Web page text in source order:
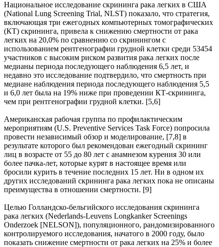
Национальное исследование скрининга рака легких в США
(National Lung Screening Trial, NLST) показало, что стратегия,
включающая три ежегодных компьютерных томографических
(КТ) скрининга, привела к снижению смертности от рака
легких на 20,0% по сравнению со скринингом с
использованием рентгенографии грудной клетки среди 53454
участников с высоким риском развития рака легких после
медианы периода последующего наблюдения 6,5 лет, и
недавно это исследование подтвердило, что смертность при
медиане наблюдения периода последующего наблюдения 5,5
и 6,0 лет была на 19% ниже при проведении КТ-скрининга,
чем при рентгенографии грудной клетки. [5,6]
Американская рабочая группа по профилактическим
мероприятиям (U.S. Preventive Services Task Force) попросила
провести независимый обзор и моделирование, [7,8] в
результате которого был рекомендован ежегодный скрининг
лиц в возрасте от 55 до 80 лет с анамнезом курения 30 или
более пачка-лет, которые курят в настоящее время или
бросили курить в течение последних 15 лет. Ни в одном их
других исследований скрининга рака легких пока не описаны
преимущества в отношении смертности. [9]
Целью Голландско-бельгийского исследования скрининга
рака легких (Nederlands-Leuvens Longkanker Screenings
Onderzoek [NELSON]), популяционного, рандомизированного
контролируемого исследования, начатого в 2000 году, было
показать снижение смертности от рака легких на 25% и более